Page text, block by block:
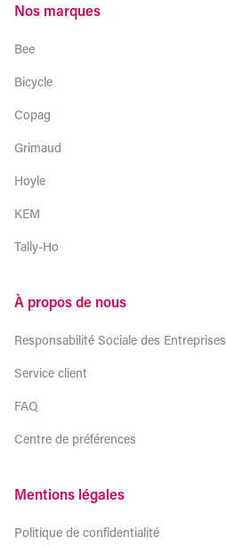
Nos marques
Bee
Bicycle
Copag
Grimaud
Hoyle
KEM
Tally-Ho
À propos de nous
Responsabilité Sociale des Entreprises
Service client
FAQ
Centre de préférences
Mentions légales
Politique de confidentialité